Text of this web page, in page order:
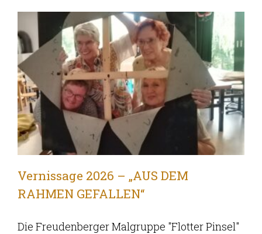
Vernissage 2026 – „AUS DEM
RAHMEN GEFALLEN“
Die Freudenberger Malgruppe "Flotter Pinsel"